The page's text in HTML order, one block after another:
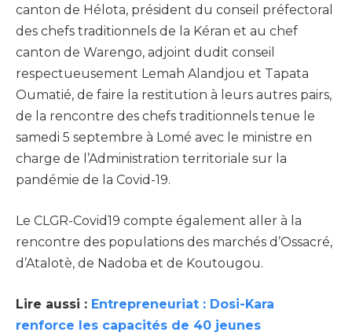
canton de Hélota, président du conseil préfectoral
des chefs traditionnels de la Kéran et au chef
canton de Warengo, adjoint dudit conseil
respectueusement Lemah Alandjou et Tapata
Oumatié, de faire la restitution à leurs autres pairs,
de la rencontre des chefs traditionnels tenue le
samedi 5 septembre à Lomé avec le ministre en
charge de l’Administration territoriale sur la
pandémie de la Covid-19.
Le CLGR-Covid19 compte également aller à la
rencontre des populations des marchés d’Ossacré,
d’Atalotè, de Nadoba et de Koutougou.
Lire aussi : Entrepreneuriat : Dosi-Kara
renforce les capacités de 40 jeunes